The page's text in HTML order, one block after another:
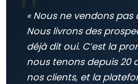
« Nous ne vendons
Nous livrons des
déjà dit oui. C’est la
nous tenons depuis 20
nos clients, et la